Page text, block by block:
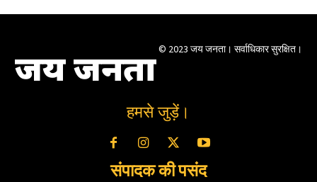
जय जनता © 2023 जय जनता। सर्वाधिकार सुरक्षित।
हमसे जुड़ें।
संपादक की पसंद